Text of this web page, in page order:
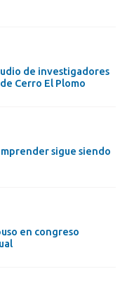
de investigadores
Cerro El Plomo
sigue siendo
en congreso